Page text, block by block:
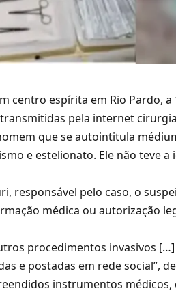
centro espírita em Rio Pardo,
pela internet
que se autointitula
e estelionato. Ele não teve a
responsável pelo caso, o
médica ou autorização
procedimentos invasivos
e postadas em rede social”,
instrumentos